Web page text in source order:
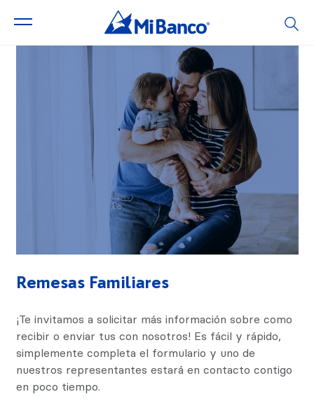
Remesas Familiares
¡Te invitamos a solicitar más información sobre como
recibir o enviar tus con nosotros! Es fácil y rápido,
simplemente completa el formulario y uno de
nuestros representantes estará en contacto contigo
en poco tiempo.